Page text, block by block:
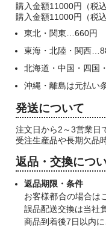
購入金額11000円（税
購入金額11000円（税
東北・関東…660円
東海・北陸・関西
北海道・中国・四国
沖縄・離島は元払い
発送について
注文日から2～3営業日
受注生産品や長期欠品
返品・交換につ
返品期限・条件
お客様都合の場合は
誤品配送交換は当社
商品到着後7日以内に